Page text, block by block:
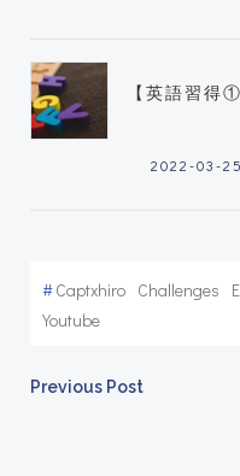
【英語習得
2022-03-25
#Captxhiro Challenges
Youtube
Post
Previous Post